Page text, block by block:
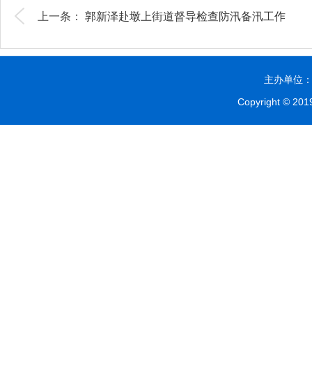
上一条： 郭新泽赴墩上街道督导检查防汛备汛工作
主办单位
Copyright ©